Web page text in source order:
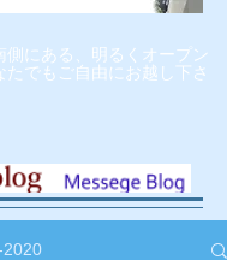
側にある、明るくオープン
でもご自由にお越し下さ
2020